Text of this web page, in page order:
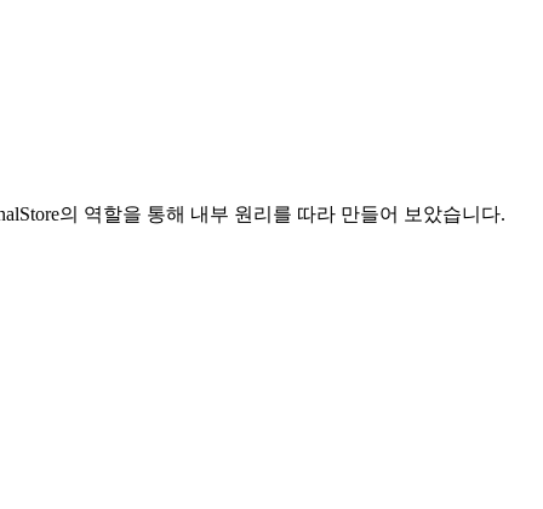
의 역할을 통해 내부 원리를 따라 만들어 보았습니다.